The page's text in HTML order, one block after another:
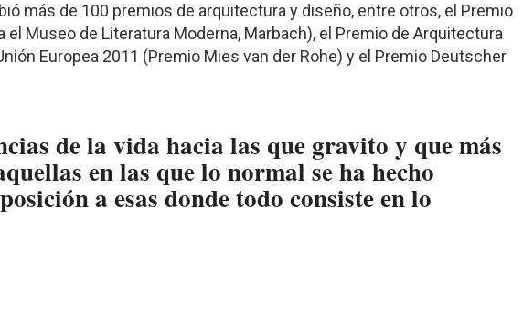
más de 100 premios de arquitectura y diseño, entre otros, el Premio
el Museo de Literatura Moderna, Marbach), el Premio de Arquitectura
Europea 2011 (Premio Mies van der Rohe) y el Premio Deutscher
de la vida hacia las que gravito y que más
en las que lo normal se ha hecho
a esas donde todo consiste en lo